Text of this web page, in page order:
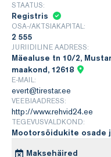
STAATUS:
Registris
OSA-/AKTSIAKAPITAL:
2 555
JURIIDILINE AADRESS:
Mäealuse tn 10/2,
maakond, 12618
E-MAIL:
evert@tirestar.ee
VEEBIAADRESS:
http://www.rehvid24.ee
TEGEVUSVALDKOND:
Mootorsõidukite osade
Maksehäired